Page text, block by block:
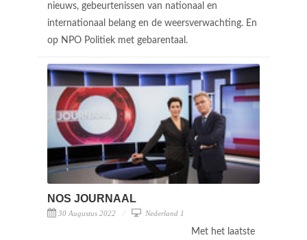
nieuws, gebeurtenissen van nationaal en
internationaal belang en de weersverwachting. En
op NPO Politiek met gebarentaal.
NOS JOURNAAL
30 Augustus 2022 Nederland 1
Met het laatste